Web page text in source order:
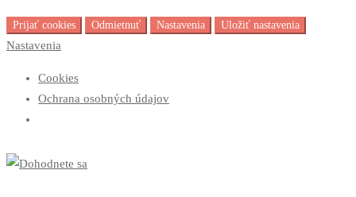
Prijať cookies Odmietnuť Nastavenia Uložiť nastavenia
Nastavenia
Cookies
Ochrana osobných údajov